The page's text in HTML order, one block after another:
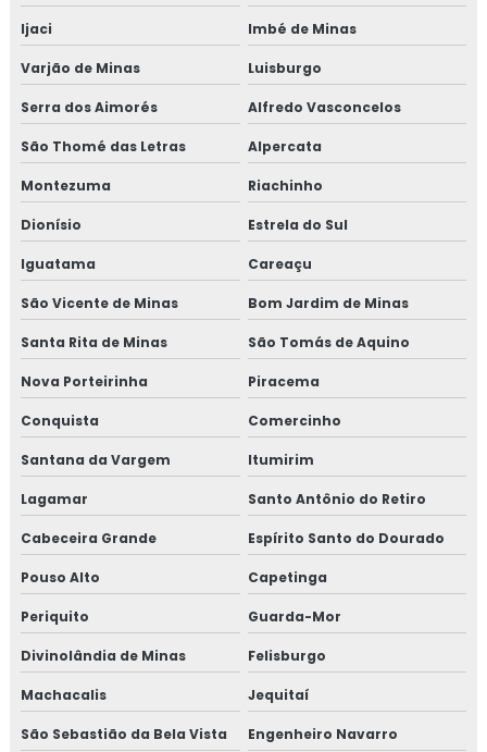
Ijaci Imbé de Minas
Varjão de Minas Luisburgo
Serra dos Aimorés Alfredo Vasconcelos
São Thomé das Letras Alpercata
Montezuma Riachinho
Dionísio Estrela do Sul
Iguatama Careaçu
São Vicente de Minas Bom Jardim de Minas
Santa Rita de Minas São Tomás de Aquino
Nova Porteirinha Piracema
Conquista Comercinho
Santana da Vargem Itumirim
Lagamar Santo Antônio do Retiro
Cabeceira Grande Espírito Santo do Dourado
Pouso Alto Capetinga
Periquito Guarda-Mor
Divinolândia de Minas Felisburgo
Machacalis Jequitaí
São Sebastião da Bela Vista Engenheiro Navarro